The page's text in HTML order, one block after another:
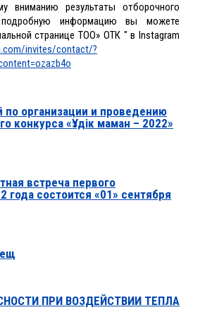
вниманию результаты отборочного
информацию вы можете
странице ТОО» ОТК " в Instagram
invites/contact/?
по организации и проведению
конкурса «Үздік маман – 2022»
встреча первого
года состоится «01» сентября
ПРИ ВОЗДЕЙСТВИИ ТЕПЛА